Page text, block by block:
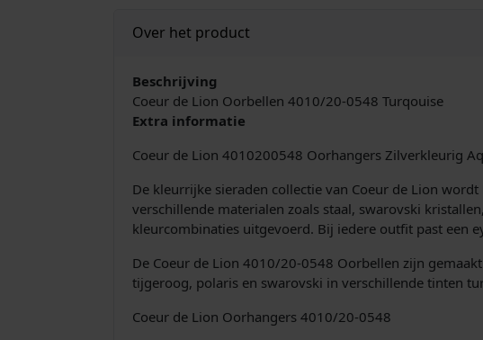
Over het product
Beschrijving
Coeur de Lion Oorbellen 4010/20-0548 Turqouise
Extra informatie
Coeur de Lion 4010200548 Oorhangers Zilverkleurig
De kleurrijke sieraden collectie van Coeur de Lion
verschillende materialen zoals staal, swarovski
kleurcombinaties uitgevoerd. Bij iedere outfit past een
De Coeur de Lion 4010/20-0548 Oorbellen zijn
tijgeroog, polaris en swarovski in verschillende tinten
Coeur de Lion Oorhangers 4010/20-0548